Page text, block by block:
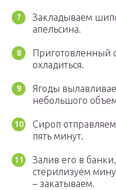
Закладываем
апельсина.
Приготовленный
охладиться.
Ягоды
небольшого
Сироп
пять минут.
Залив его в
стерилизуем
– закатываем.